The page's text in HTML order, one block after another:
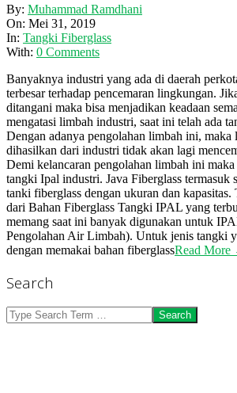
2019-
05-
31
By: Muhammad Ramdhani
On: Mei 31, 2019
In: Tangki Fiberglass
With: 0 Comments
Banyaknya industri yang ada di daerah
terbesar terhadap pencemaran lingkungan.
ditangani maka bisa menjadikan keadaan
mengatasi limbah industri, saat ini telah ada
Dengan adanya pengolahan limbah ini, maka
dihasilkan dari industri tidak akan lagi
Demi kelancaran pengolahan limbah ini
tangki Ipal industri. Java Fiberglass termasuk
tanki fiberglass dengan ukuran dan
dari Bahan Fiberglass Tangki IPAL yang
memang saat ini banyak digunakan untuk
Pengolahan Air Limbah). Untuk jenis tangki
dengan memakai bahan fiberglassRead More
Search
Search